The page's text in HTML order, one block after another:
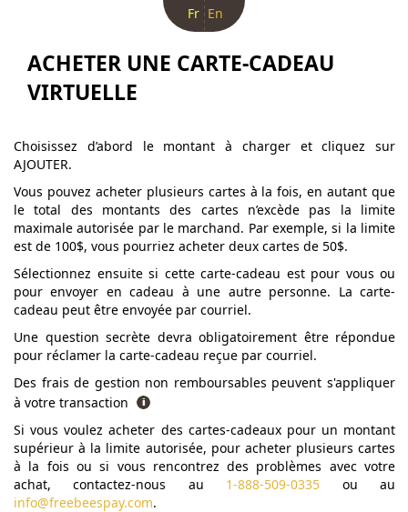
Fr En
ACHETER UNE CARTE-CADEAU
VIRTUELLE
Choisissez d’abord le montant à charger et cliquez sur
AJOUTER.
Vous pouvez acheter plusieurs cartes à la fois, en autant que
le total des montants des cartes n’excède pas la limite
maximale autorisée par le marchand. Par exemple, si la limite
est de 100$, vous pourriez acheter deux cartes de 50$.
Sélectionnez ensuite si cette carte-cadeau est pour vous ou
pour envoyer en cadeau à une autre personne. La carte-
cadeau peut être envoyée par courriel.
Une question secrète devra obligatoirement être répondue
pour réclamer la carte-cadeau reçue par courriel.
Des frais de gestion non remboursables peuvent s'appliquer
à votre transaction
Si vous voulez acheter des cartes-cadeaux pour un montant
supérieur à la limite autorisée, pour acheter plusieurs cartes
à la fois ou si vous rencontrez des problèmes avec votre
achat, contactez-nous au 1-888-509-0335 ou au
info@freebeespay.com.